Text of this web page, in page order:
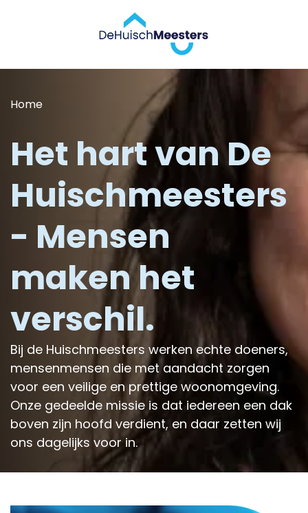
Home
Het hart van De
Huischmeesters
- Mensen
maken het
verschil.
Bij de Huischmeesters werken echte doeners,
mensenmensen die met aandacht zorgen
voor een veilige en prettige woonomgeving.
Onze gedeelde missie is dat iedereen een dak
boven zijn hoofd verdient, en daar zetten wij
ons dagelijks voor in.